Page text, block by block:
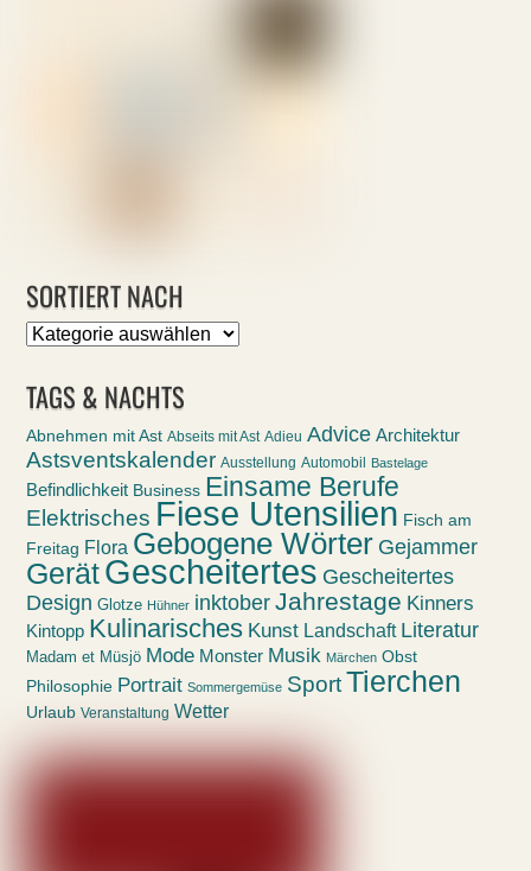
SORTIERT NACH
Sortiert
TAGS & NACHTS
Abnehmen mit Ast Abseits mit Ast Adieu Advice Architektur
Astsventskalender Ausstellung Automobil Bastelage
Befindlichkeit Business Einsame Berufe
Elektrisches Fiese Utensilien Fisch am
Freitag Flora Gebogene Wörter Gejammer
GerätGescheitertes Gescheitertes
Design Glotze Hühner inktober Jahrestage Kinners
Kintopp Kulinarisches Kunst Landschaft Literatur
Madam et Müsjö Mode Monster Musik Märchen Obst
Philosophie Portrait Sommergemüse Sport Tierchen
Urlaub Veranstaltung Wetter